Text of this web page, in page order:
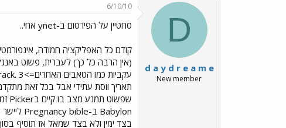
D
d a y d r e a m e
New member
6/10/10
סחטיין על הפירסום ב-ynet אחי..